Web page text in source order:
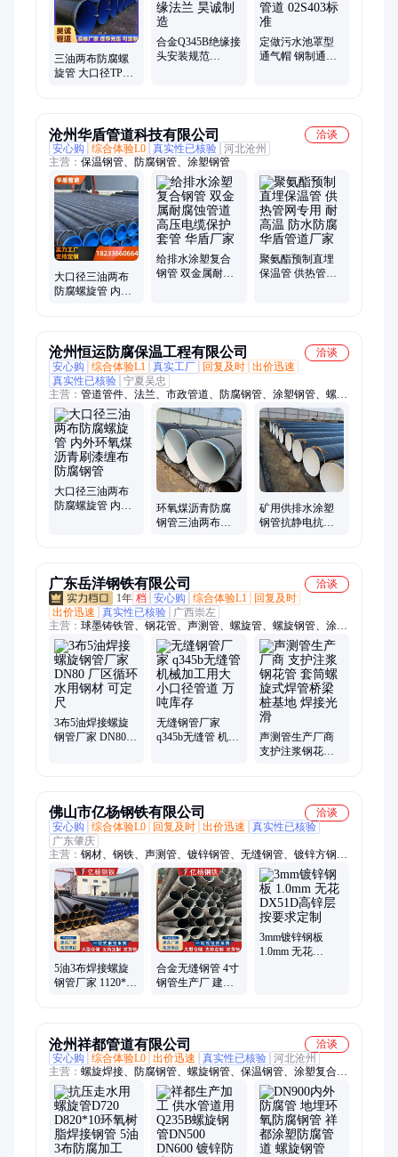
管板、管板加工、清扫孔、排污孔、罩型通气管
三油两布防腐螺
旋管 大口径TPEP
合金Q345B绝缘接
头安装规范
定做污水池罩型
通气帽 钢制通气
沧州华盾管道科技有限公司
洽谈
安心购
综合体验L0 真实性已核验 河北沧州
主营： 保温钢管、防腐钢管、涂塑钢管
大口径三油两布
防腐螺旋管 内外
给排水涂塑复合
钢管 双金属耐腐
聚氨酯预制直埋
保温管 供热管网
沧州恒运防腐保温工程有限公司
洽谈
安心购
综合体验L1 真实工厂 回复及时 出价迅速
真实性已核验 宁夏吴忠
主营： 管道管件、法兰、市政管道、防腐钢管、涂塑钢管、螺旋
钢管、保温钢管、3PE钢管、三油两布防腐钢管、环氧煤沥青防
腐钢管、市政供暖
大口径三油两布
防腐螺旋管 内外
环氧煤沥青防腐
钢管三油两布螺
矿用供排水涂塑
钢管抗静电抗阻
广东岳洋钢铁有限公司
洽谈
1年 档 安心购 综合体验L1
回复及时
出价迅速
真实性已核验
广西崇左
主营： 球墨铸铁管、钢花管、声测管、螺旋管、螺旋钢管、涂塑
无缝钢管、防腐无缝钢管、镀锌钢管、精密钢管、大口径直缝钢
管、内外涂塑钢管、防腐钢管、57声测管、热镀锌钢管、钢材、
焊管、新兴铸管、聚氨酯保温管道、波纹管、球墨管、钢护筒、
钢铁、灌注桩声测管、镀锌管、钢塑复合管
3布5油焊接螺旋
钢管厂家 DN80
无缝钢管厂家
q345b无缝管 机械
声测管生产厂商
支护注浆钢花管
佛山市亿杨钢铁有限公司
洽谈
安心购
综合体验L0 回复及时 出价迅速
真实性已核验
广东肇庆
主营： 钢材、钢铁、声测管、镀锌钢管、无缝钢管、镀锌方钢
管、角钢、镀锌角铁、C型钢、格构柱、槽钢、方管、彩钢板、
工角槽、万能角钢、工字钢、H型钢、型材、镀锌方管加工、彩
钢瓦、精工钢构、钢结构、h钢
5油3布焊接螺旋
钢管厂家 1120*10
合金无缝钢管 4寸
钢管生产厂 建筑
3mm镀锌钢板
1.0mm 无花
沧州祥都管道有限公司
洽谈
安心购
综合体验L0 出价迅速 真实性已核验 河北沧州
主营： 螺旋焊接、防腐钢管、螺旋钢管、保温钢管、涂塑复合钢
管、内外涂塑钢管、管道螺旋焊管